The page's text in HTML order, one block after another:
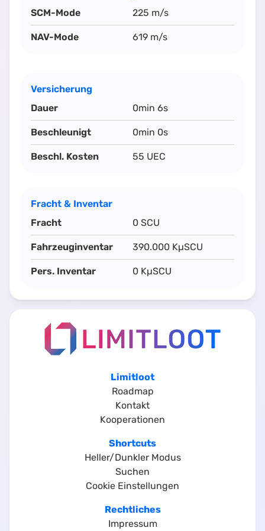
SCM-Mode
225 m/s
NAV-Mode 619 m/s
Versicherung
Dauer
0min 6s
Beschleunigt 0min 0s
Beschl. Kosten 55 UEC
Fracht & Inventar
Fracht
0 SCU
Fahrzeuginventar 390.000 KµSCU
Pers. Inventar 0 KµSCU
Limitloot
Roadmap
Kontakt
Kooperationen
Shortcuts
Heller/Dunkler Modus
Suchen
Cookie Einstellungen
Rechtliches
Impressum